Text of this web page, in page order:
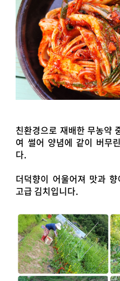
친환경으로 재배한 무농약
여 썰어 양념에 같이 버무
다.
더덕향이 어울어져 맛과
고급 김치입니다.